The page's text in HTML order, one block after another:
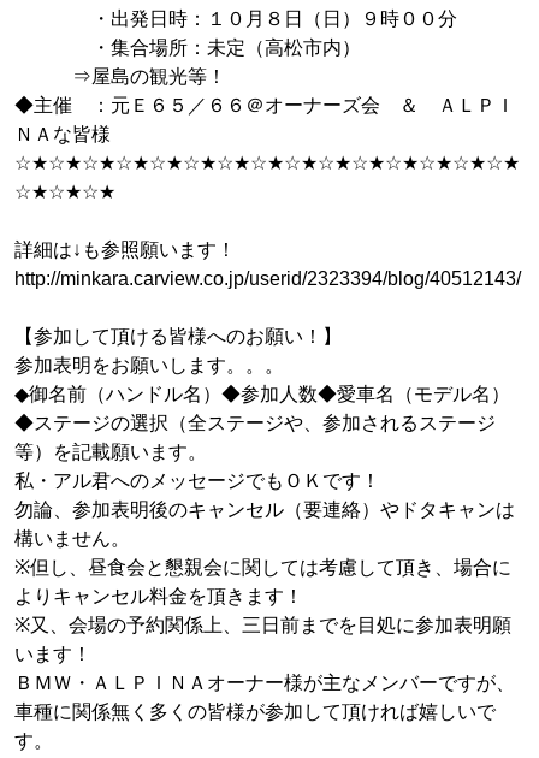
・出発日時：１０月８日（日）９時００分
・集合場所：未定（高松市内）
⇒屋島の観光等！
◆主催 ：元Ｅ６５／６６＠オーナーズ会 ＆ ＡＬＰＩ
ＮＡな皆様
☆★☆★☆★☆★☆★☆★☆★☆★☆★☆★☆★☆★☆★☆★☆★
☆★☆★☆★
詳細は↓も参照願います！
http://minkara.carview.co.jp/userid/2323394/blog/40512143/
【参加して頂ける皆様へのお願い！】
参加表明をお願いします。。。
◆御名前（ハンドル名）◆参加人数◆愛車名（モデル名）
◆ステージの選択（全ステージや、参加されるステージ
等）を記載願います。
私・アル君へのメッセージでもＯＫです！
勿論、参加表明後のキャンセル（要連絡）やドタキャンは
構いません。
※但し、昼食会と懇親会に関しては考慮して頂き、場合に
よりキャンセル料金を頂きます！
※又、会場の予約関係上、三日前までを目処に参加表明願
います！
ＢＭＷ・ＡＬＰＩＮＡオーナー様が主なメンバーですが、
車種に関係無く多くの皆様が参加して頂ければ嬉しいで
す。